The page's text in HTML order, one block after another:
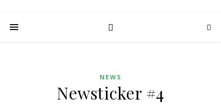
NEWS
Newsticker #4